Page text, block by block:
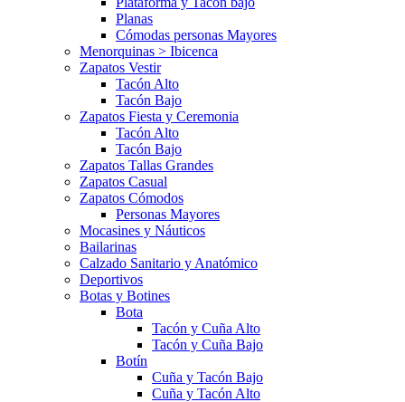
Planas
Cómodas personas Mayores
Menorquinas > Ibicenca
Zapatos Vestir
Tacón Alto
Tacón Bajo
Zapatos Fiesta y Ceremonia
Tacón Alto
Tacón Bajo
Zapatos Tallas Grandes
Zapatos Casual
Zapatos Cómodos
Personas Mayores
Mocasines y Náuticos
Bailarinas
Calzado Sanitario y Anatómico
Deportivos
Botas y Botines
Bota
Tacón y Cuña Alto
Tacón y Cuña Bajo
Botín
Cuña y Tacón Bajo
Cuña y Tacón Alto